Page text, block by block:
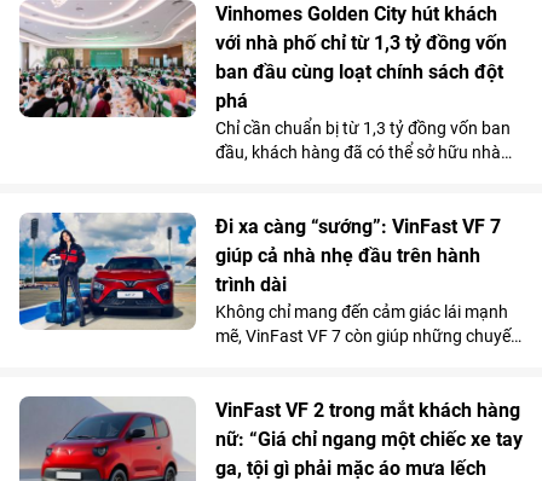
Nguồn lực này sẽ được sử dụng để triển
khai hơn 30 công trình môi trường cộng
đồng tại 11 tỉnh, thành phố, góp phần cải
thiện điều kiện sống, bảo vệ môi trường
và mang lại lợi ích cho hơn 100.000
người dân trên cả nước.
Vinhomes Golden City hút khách
với nhà phố chỉ từ 1,3 tỷ đồng vốn
ban đầu cùng loạt chính sách đột
phá
Chỉ cần chuẩn bị từ 1,3 tỷ đồng vốn ban
đầu, khách hàng đã có thể sở hữu nhà
tâm cùng chính sách hỗ trợ lãi suất tốt
bậc nhất thị trường từ chủ đầu tư đang
giúp dự án thu hút người mua ở thực lẫn
nhà đầu tư tìm kiếm sản phẩm có khả
năng khai thác kinh doanh và tăng giá
lâu dài.
Đi xa càng “sướng”: VinFast VF 7
giúp cả nhà nhẹ đầu trên hành
trình dài
Không chỉ mang đến cảm giác lái mạnh
mẽ, VinFast VF 7 còn giúp những chuyến
lái trên mọi cung đường.
VinFast VF 2 trong mắt khách hàng
nữ: “Giá chỉ ngang một chiếc xe tay
ga, tội gì phải mặc áo mưa lếch